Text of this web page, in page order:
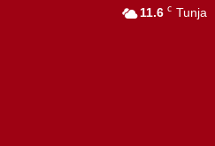
11.6 C Tunja